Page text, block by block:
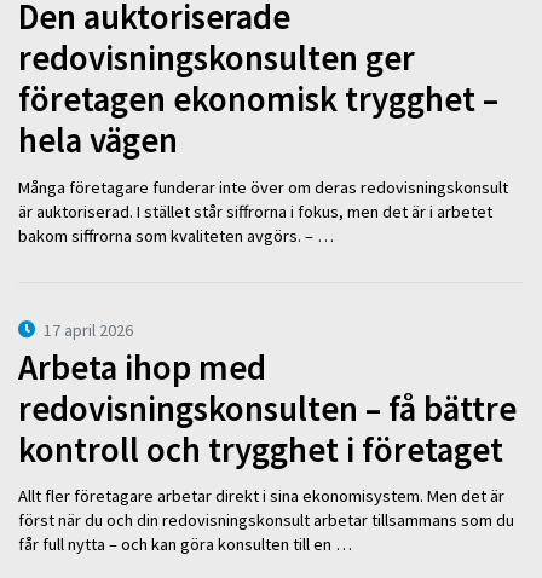
Den auktoriserade
redovisningskonsulten ger
företagen ekonomisk trygghet –
hela vägen
Många företagare funderar inte över om deras redovisningskonsult
är auktoriserad. I stället står siffrorna i fokus, men det är i arbetet
bakom siffrorna som kvaliteten avgörs. – …
17 april 2026
Arbeta ihop med
redovisningskonsulten – få bättre
kontroll och trygghet i företaget
Allt fler företagare arbetar direkt i sina ekonomisystem. Men det är
först när du och din redovisningskonsult arbetar tillsammans som du
får full nytta – och kan göra konsulten till en …